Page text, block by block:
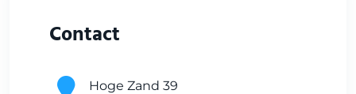
Contact
Hoge Zand 39